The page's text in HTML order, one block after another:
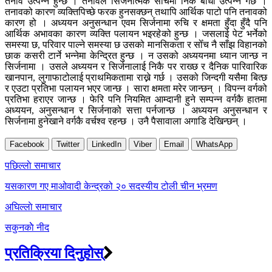
तनावको कारण व्यक्तिपिच्छे फरक हुनसक्छन् तथापि आर्थिक पाटो पनि तनावको
कारण हो । अध्ययन अनुसन्धान एवम सिर्जनामा रुचि र क्षमता हुँदा हुँदै पनि
आर्थिक अभावका कारण व्यक्ति पलायन भइरहेको हुन्छ । जसलाई पेट भर्नेको
समस्या छ, परिवार पाल्ने समस्या छ उसको मानसिकता र सोँच नै साँझ विहानको
छाक कसरी टार्ने भन्नेमा केन्द्रित हुन्छ । न उसको अध्ययनमा ध्यान जान्छ न
सिर्जनामा । उसले अध्ययन र सिर्जनालाई निकै पर राख्छ र दैनिक पारिवारिक
खानपान, लुगाफाटोलाई प्राथमिकतामा राख्ने गर्छ । उसको जिन्दगी यसैमा बित्छ
र एउटा प्रतिभा पलायन भएर जान्छ । सारा क्षमता मरेर जान्छन् । विपन्न वर्गको
प्रतिभा हराएर जान्छ । फेरि पनि नियमित आम्दानी हुने सम्पन्न वर्गकै हातमा
अध्ययन, अनुसन्धान र सिर्जनाको सत्ता पर्नजान्छ । अध्ययन अनुसन्धान र
सिर्जनामा हुनेखाने वर्गकै वर्चश्व रहन्छ । उनै पैसावाला अगाडि देखिन्छन् ।
Facebook Twitter LinkedIn Viber Email WhatsApp
Post
navigation
पछिल्लाे समाचार
यसकारण गए माओवादी केन्द्रको २० सदस्यीय टोली चीन भ्रमण
अघिल्लाे समाचार
सकुनकाेे नीद
प्रतिक्रिया दिनुहोस्